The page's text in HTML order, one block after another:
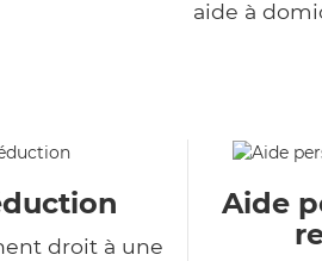
aide à
droit à une
Aide